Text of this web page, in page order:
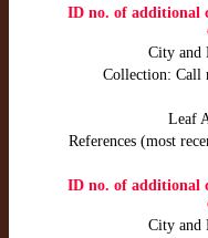
ID no. of additional
City and
Collection: Call
Leaf
References (most
ID no. of additional
City and